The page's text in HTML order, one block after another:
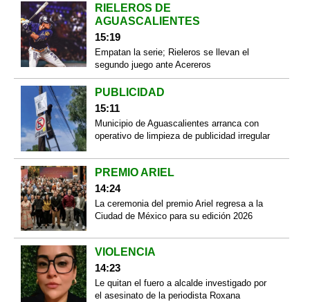
RIELEROS DE
AGUASCALIENTES
15:19
Empatan la serie; Rieleros se llevan el
segundo juego ante Acereros
PUBLICIDAD
15:11
Municipio de Aguascalientes arranca con
operativo de limpieza de publicidad irregular
PREMIO ARIEL
14:24
La ceremonia del premio Ariel regresa a la
Ciudad de México para su edición 2026
VIOLENCIA
14:23
Le quitan el fuero a alcalde investigado por
el asesinato de la periodista Roxana